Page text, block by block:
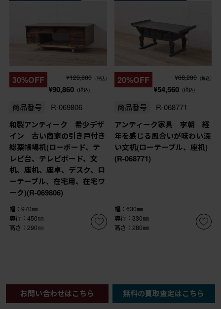
30%OFF ¥129,800 (税込)
¥90,860 (税込)
商品番号 R-069806
和製アンティーク 希少デザ
イン 古い商家の引き戸付き
総栗帳場机(ローボード、テ
レビ台、テレビボード、文
机、座机、座卓、デスク、ロ
ーテーブル、在宅用、在宅ワ
ーク)(R-069806)
幅：970㎜
奥行：450㎜
高さ：290㎜
20%OFF ¥68,200 (税込)
¥54,560 (税込)
商品番号 R-068771
アンティーク家具 李朝 経
年を感じる風合いが味わい深
い文机(ローテーブル、座机)
(R-068771)
幅：630㎜
奥行：330㎜
高さ：280㎜
1 4 >
お問い合わせはこちら 無料の買取査定はこちら